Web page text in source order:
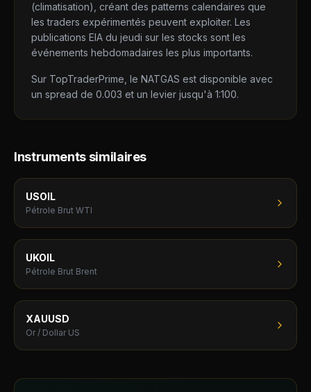
(climatisation), créant des patterns calendaires que
les traders expérimentés peuvent exploiter. Les
publications EIA du jeudi sur les stocks sont les
événements hebdomadaires les plus importants.
Sur TopTraderPrime, le NATGAS est disponible avec
un spread de 0.003 et un levier jusqu'à 1:100.
Instruments similaires
USOIL
Pétrole Brut WTI
UKOIL
Pétrole Brut Brent
XAUUSD
Or / Dollar US